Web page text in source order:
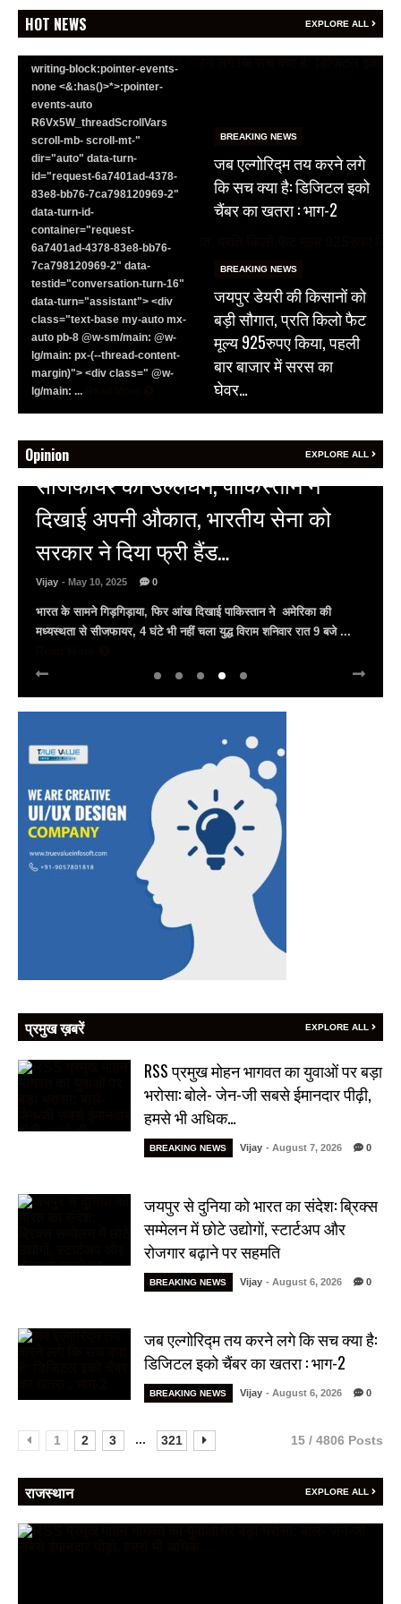
HOT NEWS EXPLORE ALL
text-primary w-full
writing-block:pointer-events-
none <&:has()>*>:pointer-
events-auto
R6Vx5W_threadScrollVars
scroll-mb- scroll-mt-"
dir="auto" data-turn-
id="request-6a7401ad-4378-
83e8-bb76-7ca798120969-2"
data-turn-id-
container="request-
6a7401ad-4378-83e8-bb76-
7ca798120969-2" data-
testid="conversation-turn-16"
data-turn="assistant"> <div
class="text-base my-auto mx-
auto pb-8 @w-sm/main: @w-
lg/main: px-(--thread-content-
margin)"> <div class=" @w-
lg/main: ...
BREAKING NEWS
जब एल्गोरिद्म तय करने लगे
कि सच क्या है: डिजिटल इको
चैंबर का खतरा : भाग-2
BREAKING NEWS
जयपुर डेयरी की किसानों को
बड़ी सौगात, प्रति किलो फैट
मूल्य 925रुपए किया, पहली
बार बाजार में सरस का
घेवर…
Opinion EXPLORE ALL
अल्बर्ट हॉल पर राजस्थान दिवस समारोह,
राजस्थानी लोक कलाकारों ने बांधा समां…
Vijay - March 30, 2025
अल्बर्ट हॉल पर राज्यस्तरीय सांस्कृतिक संध्या का भव्य आयोजन, उमड़ा जन
सैलाब राज्यपाल हरिभाऊ किसनराव बागडे़, मुख्यमंत्री भजनलाल शर्मा और उप
प्रमुख ख़बरें EXPLORE ALL
RSS प्रमुख मोहन भागवत का युवाओं पर बड़ा
भरोसा: बोले- जेन-जी सबसे ईमानदार पीढ़ी,
हमसे भी अधिक…
BREAKING NEWS Vijay - August 7, 2026 0
जयपुर से दुनिया को भारत का संदेश: ब्रिक्स
सम्मेलन में छोटे उद्योगों, स्टार्टअप और
रोजगार बढ़ाने पर सहमति
BREAKING NEWS Vijay - August 6, 2026 0
जब एल्गोरिद्म तय करने लगे कि सच क्या है:
डिजिटल इको चैंबर का खतरा : भाग-2
BREAKING NEWS Vijay - August 6, 2026 0
1 2 3 ... 321 15 / 4806 Posts
राजस्थान EXPLORE ALL